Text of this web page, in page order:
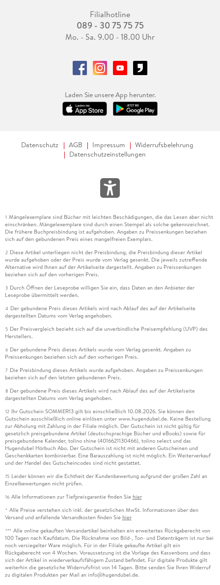
Filialhotline
089 - 30 75 75 75
Mo. - Sa. 9.00 - 18.00 Uhr
Laden Sie unsere App herunter.
Datenschutz AGB Impressum
Widerrufsbelehrung
Datenschutzeinstellungen
1 Mängelexemplare sind Bücher mit leichten Beschädigungen, die das Lesen aber nicht
einschränken. Mängelexemplare sind durch einen Stempel als solche gekennzeichnet.
Die frühere Buchpreisbindung ist aufgehoben. Angaben zu Preissenkungen beziehen
sich auf den gebundenen Preis eines mangelfreien Exemplars.
2 Diese Artikel unterliegen nicht der Preisbindung, die Preisbindung dieser Artikel
wurde aufgehoben oder der Preis wurde vom Verlag gesenkt. Die jeweils zutreffende
Alternative wird Ihnen auf der Artikelseite dargestellt. Angaben zu Preissenkungen
beziehen sich auf den vorherigen Preis.
3 Durch Öffnen der Leseprobe willigen Sie ein, dass Daten an den Anbieter der
Leseprobe übermittelt werden.
4 Der gebundene Preis dieses Artikels wird nach Ablauf des auf der Artikelseite
dargestellten Datums vom Verlag angehoben.
5 Der Preisvergleich bezieht sich auf die unverbindliche Preisempfehlung (UVP) des
Herstellers.
6 Der gebundene Preis dieses Artikels wurde vom Verlag gesenkt. Angaben zu
Preissenkungen beziehen sich auf den vorherigen Preis.
7 Die Preisbindung dieses Artikels wurde aufgehoben. Angaben zu Preissenkungen
beziehen sich auf den letzten gebundenen Preis.
8 Der gebundene Preis dieses Artikels wird nach Ablauf des auf der Artikelseite
dargestellten Datums vom Verlag angehoben.
12 Ihr Gutschein SOMMER13 gilt bis einschließlich 10.08.2026. Sie können den
Gutschein ausschließlich online einlösen unter www.hugendubel.de. Keine Bestellung
zur Abholung mit Zahlung in der Filiale möglich. Der Gutschein ist nicht gültig für
gesetzlich preisgebundene Artikel (deutschsprachige Bücher und eBooks) sowie für
preisgebundene Kalender, tolino shine (4016621130466), tolino select und das
Hugendubel Hörbuch Abo. Der Gutschein ist nicht mit anderen Gutscheinen und
Geschenkkarten kombinierbar. Eine Barauszahlung ist nicht möglich. Ein Weiterverkauf
und der Handel des Gutscheincodes sind nicht gestattet.
15 Leider können wir die Echtheit der Kundenbewertung aufgrund der großen Zahl an
Einzelbewertungen nicht prüfen.
16 Alle Informationen zur Tiefpreisgarantie finden Sie hier
* Alle Preise verstehen sich inkl. der gesetzlichen MwSt. Informationen über den
Versand und anfallende Versandkosten finden Sie hier
*** Alle online gekauften Versandartikel beinhalten ein erweitertes Rückgaberecht von
100 Tagen nach Kaufdatum. Die Rücknahme von Bild-, Ton- und Datenträgern ist nur bei
noch versiegelter Ware möglich. Für in der Filiale gekaufte Artikel gilt ein
Rückgaberecht von 4 Wochen. Voraussetzung ist die Vorlage des Kassenbons und dass
sich der Artikel in wiederverkaufsfähigem Zustand befindet. Für digitale Produkte gilt
weiterhin die gesetzliche Widerrufsfrist von 14 Tagen. Bitte senden Sie Ihren Widerruf
zu digitalen Produkten per Mail an info@hugendubel.de.